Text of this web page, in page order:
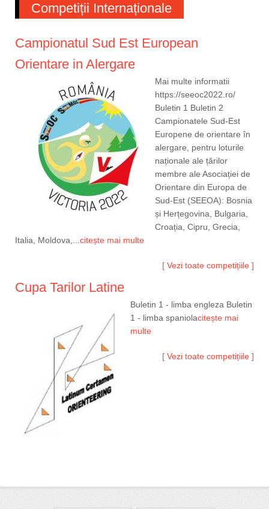
Competiții Internaționale
Campionatul Sud Est European
Orientare in Alergare
Mai multe informatii
https://seeoc2022.ro/
Buletin 1 Buletin 2
Campionatele Sud-Est
Europene de orientare în
alergare, pentru loturile
naționale ale țărilor
membre ale Asociației de
Orientare din Europa de
Sud-Est (SEEOA): Bosnia
și Herțegovina, Bulgaria,
Croația, Cipru, Grecia,
Italia, Moldova,... citește mai multe
[ Vezi toate competițiile ]
Cupa Tarilor Latine
Buletin 1 - limba engleza Buletin
1 - limba spaniolacitește mai
multe
[ Vezi toate competițiile ]